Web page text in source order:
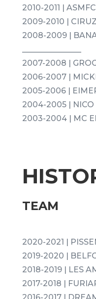
2010-2011 |
2009-2010 |
2008-2009 |
2007-2008 |
2006-2007 |
2005-2006 |
2004-2005 | NICO
2003-2004 | MC
TEAM
2020-2021 |
2019-2020 |
2018-2019 | LES
2017-2018 |